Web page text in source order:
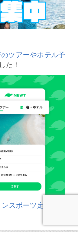
のツアーやホテル予
た！
スポーツ定番から